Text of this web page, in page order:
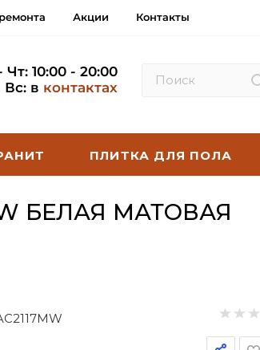
Акции Контакты
Чт: 10:00 - 20:00
Вс: в контактах
ПЛИТКА ДЛЯ ПОЛА
БЕЛАЯ МАТОВАЯ